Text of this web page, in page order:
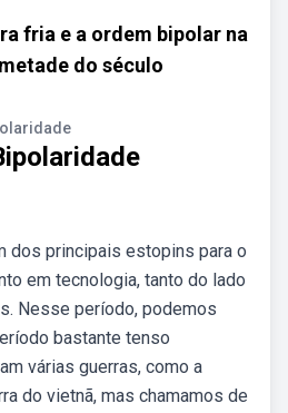
fria e a ordem bipolar na
do século
dos principais estopins para o
em tecnologia, tanto do lado
Nesse período, podemos
bastante tenso
várias guerras, como a
do vietnã, mas chamamos de